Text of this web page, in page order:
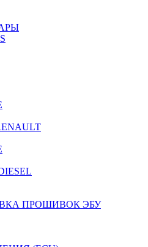
ПРОШИВОК ЭБУ